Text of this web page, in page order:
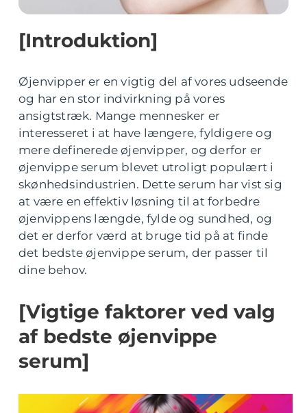
[Introduktion]
Øjenvipper er en vigtig del af vores udseende
og har en stor indvirkning på vores
ansigtstræk. Mange mennesker er
interesseret i at have længere, fyldigere og
mere definerede øjenvipper, og derfor er
øjenvippe serum blevet utroligt populært i
skønhedsindustrien. Dette serum har vist sig
at være en effektiv løsning til at forbedre
øjenvippens længde, fylde og sundhed, og
det er derfor værd at bruge tid på at finde
det bedste øjenvippe serum, der passer til
dine behov.
[Vigtige faktorer ved valg
af bedste øjenvippe
serum]